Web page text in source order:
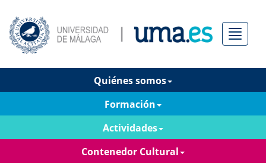
Menú
Quiénes somos
Formación
Actividades
Contenedor Cultural